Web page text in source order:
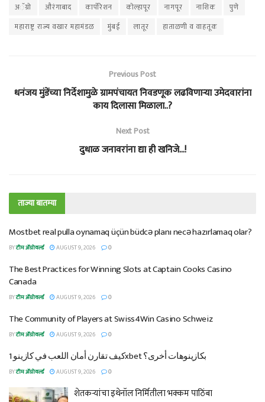
अॅग्रो
औरंगाबाद कार्पोरेशन कोल्हापूर नागपूर नाशिक
पुणे
महाराष्ट्र राज्य वखार महामंडळ
मुंबई लातूर हाताळणी व वाहतूक
Previous Post
धनंजय मुंडेंच्या निर्देशामुळे ग्रामपंचायत निवडणूक लढविणाऱ्या उमेदवारांना
काय दिलासा मिळाला..?
Next Post
दुधाळ जनावरांना द्या ही खनिजे…!
ताज्या बातम्या
Mostbet real pulla oynamaq üçün büdcə planı necə hazırlamaq olar?
BYटीम ॲग्रोवर्ल्ड AUGUST 9, 2026 0
The Best Practices for Winning Slots at Captain Cooks Casino
Canada
BYटीम ॲग्रोवर्ल्ड AUGUST 9, 2026 0
The Community of Players at Swiss4Win Casino Schweiz
BYटीम ॲग्रोवर्ल्ड AUGUST 9, 2026 0
كيف تقارن أمان اللعب في كازينو 1xbet بكازينوهات أخرى؟
BYटीम ॲग्रोवर्ल्ड AUGUST 9, 2026 0
शेतकऱ्यांचा इथेनॉल निर्मितीला भक्कम पाठिंबा